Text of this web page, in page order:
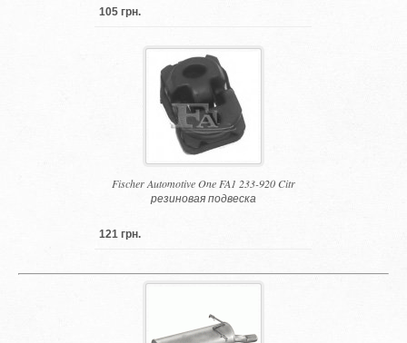
105 грн.
Fischer Automotive One FA1 233-920 Citr
резиновая подвеска
121 грн.